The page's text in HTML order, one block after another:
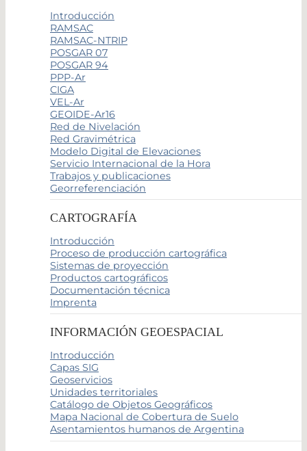
Introducción
RAMSAC
RAMSAC-NTRIP
POSGAR 07
POSGAR 94
PPP-Ar
CIGA
VEL-Ar
GEOIDE-Ar16
Red de Nivelación
Red Gravimétrica
Modelo Digital de Elevaciones
Servicio Internacional de la Hora
Trabajos y publicaciones
Georreferenciación
CARTOGRAFÍA
Introducción
Proceso de producción cartográfica
Sistemas de proyección
Productos cartográficos
Documentación técnica
Imprenta
INFORMACIÓN GEOESPACIAL
Introducción
Capas SIG
Geoservicios
Unidades territoriales
Catálogo de Objetos Geográficos
Mapa Nacional de Cobertura de Suelo
Asentamientos humanos de Argentina